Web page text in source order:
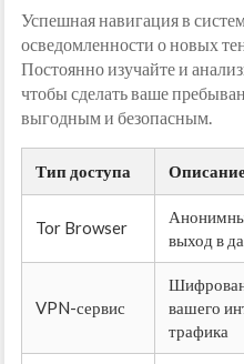
Успешная навигация в
осведомленности о новых
Постоянно изучайте и
чтобы сделать ваше
выгодным и безопасным.
Тип доступа
Tor Browser
выход в
VPN-сервис
вашего
трафика